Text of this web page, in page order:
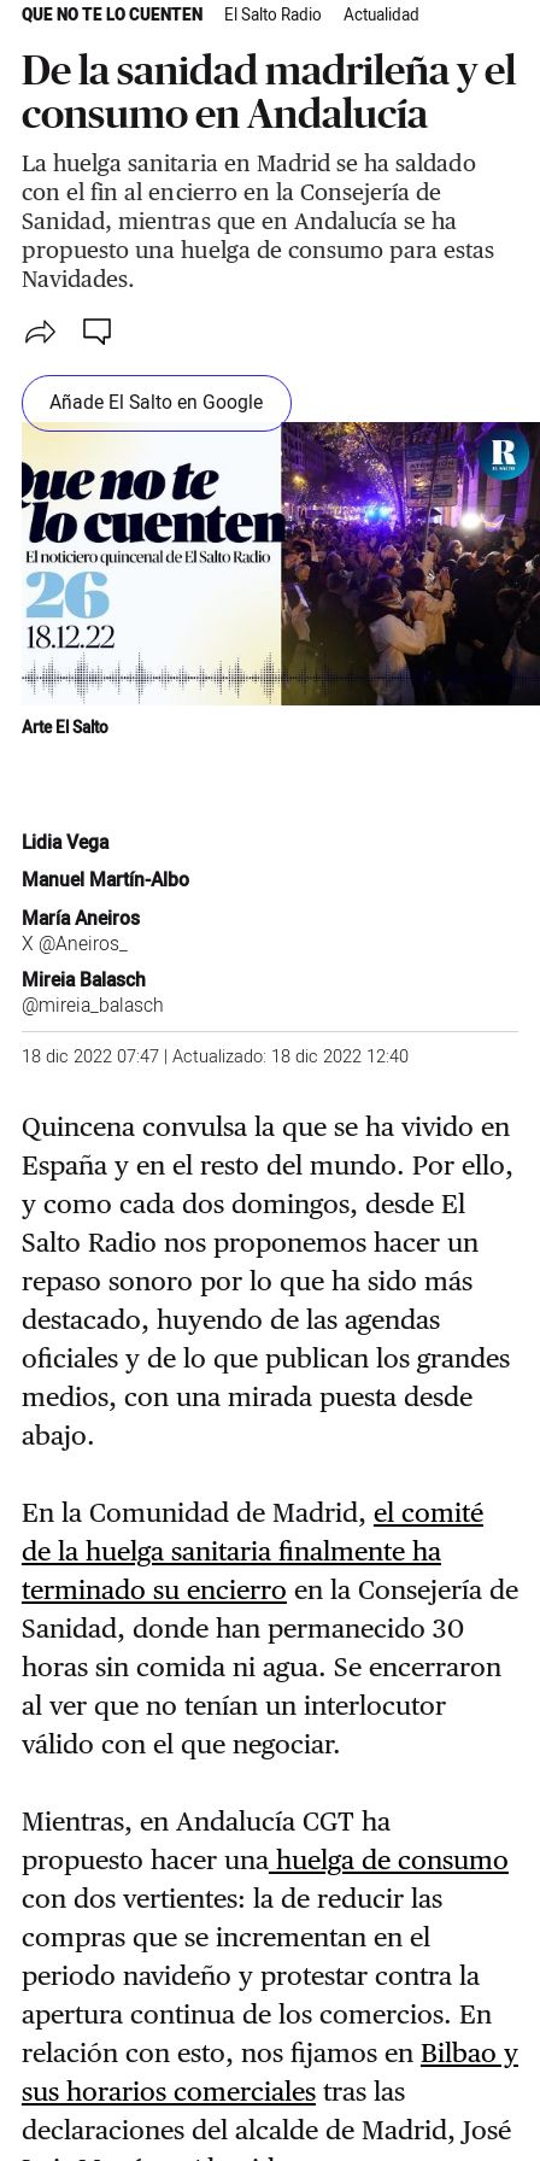
QUE NO TE LO CUENTEN El Salto Radio Actualidad
De la sanidad madrileña y el
consumo en Andalucía
La huelga sanitaria en Madrid se ha saldado
con el fin al encierro en la Consejería de
Sanidad, mientras que en Andalucía se ha
propuesto una huelga de consumo para estas
Navidades.
Añade El Salto en Google
Arte El Salto
Lidia Vega
Manuel Martín-Albo
María Aneiros
X @Aneiros_
Mireia Balasch
@mireia_balasch
18 dic 2022 07:47 | Actualizado: 18 dic 2022 12:40
Quincena convulsa la que se ha vivido en
España y en el resto del mundo. Por ello,
y como cada dos domingos, desde El
Salto Radio nos proponemos hacer un
repaso sonoro por lo que ha sido más
destacado, huyendo de las agendas
oficiales y de lo que publican los grandes
medios, con una mirada puesta desde
abajo.
En la Comunidad de Madrid, el comité
de la huelga sanitaria finalmente ha
terminado su encierro en la Consejería de
Sanidad, donde han permanecido 30
horas sin comida ni agua. Se encerraron
al ver que no tenían un interlocutor
válido con el que negociar.
Mientras, en Andalucía CGT ha
propuesto hacer unahuelga de consumo
con dos vertientes: la de reducir las
compras que se incrementan en el
periodo navideño y protestar contra la
apertura continua de los comercios. En
relación con esto, nos fijamos en Bilbao y
sus horarios comercialestras las
declaraciones del alcalde de Madrid, José